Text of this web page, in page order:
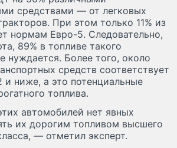
средствами — от легковых
При этом только 11% из
нормам Евро-5. Следовательно,
89% в топливе такого
нуждается. Более того, около
средств соответствует
и ниже, а это потенциальные
топлива.
автомобилей нет явных
их дорогим топливом высшего
— отметил эксперт.